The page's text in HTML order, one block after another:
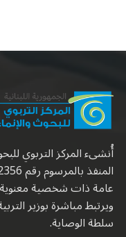
أُنشىء المركز التربوي
عامة ذات شخصية معنوية
ويرتبط مباشرة بوزير
سلطة الوصاية.